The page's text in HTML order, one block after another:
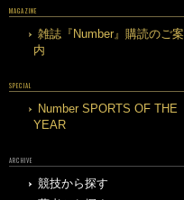
MAGAZINE
雑誌『Number』購読のご案
内
SPECIAL
Number SPORTS OF THE
YEAR
ARCHIVE
競技から探す